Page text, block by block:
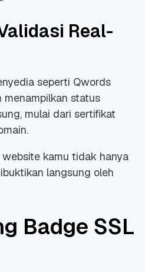
Real-
seperti Qwords
menampilkan status
mulai dari sertifikat
kamu tidak hanya
langsung oleh
Badge SSL